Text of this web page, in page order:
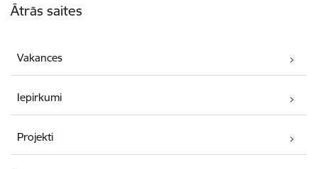
Ātrās saites
Vakances
Iepirkumi
Projekti